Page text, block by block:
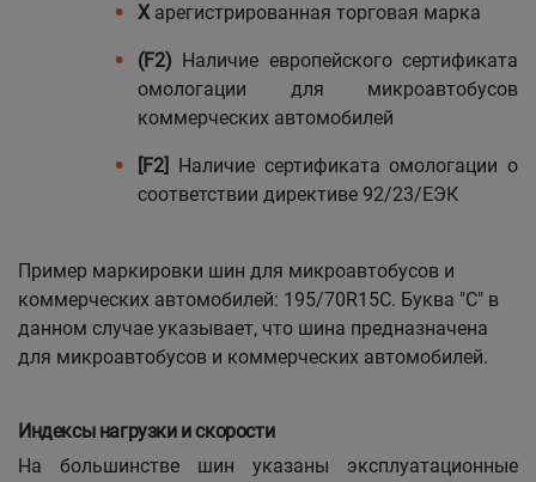
X арегистрированная торговая марка
(F2) Наличие европейского сертификата
омологации для микроавтобусов
коммерческих автомобилей
[F2] Наличие сертификата омологации о
соответствии директиве 92/23/ЕЭК
Пример маркировки шин для микроавтобусов и
коммерческих автомобилей: 195/70R15C. Буква "C" в
данном случае указывает, что шина предназначена
для микроавтобусов и коммерческих автомобилей.
Индексы нагрузки и скорости
На большинстве шин указаны эксплуатационные